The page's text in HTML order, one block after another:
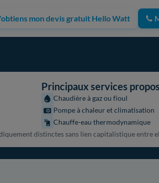
mon devis gratuit Hello Watt
Principaux services
Chaudière à gaz ou fioul
Pompe à chaleur et climatisation
Chauffe-eau thermodynamique
distinctes sans lien capitalistique entre